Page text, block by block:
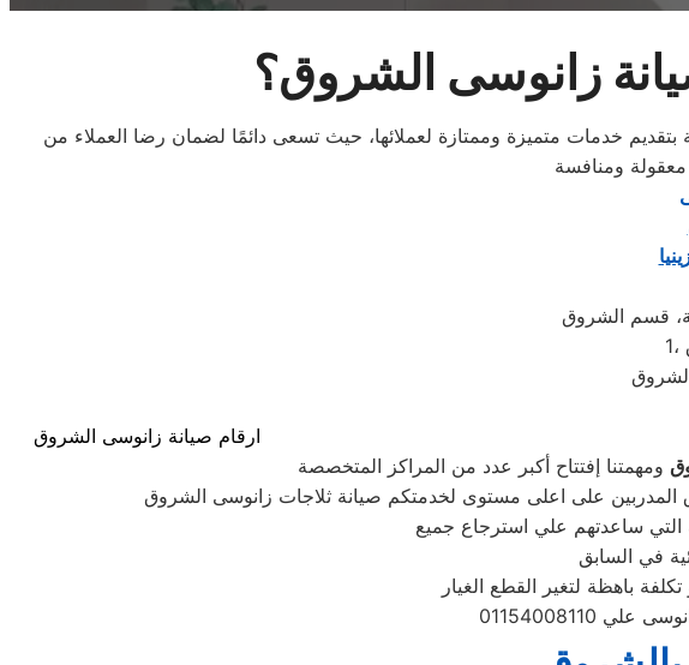
زانوسى الشروق؟
خدمات متميزة وممتازة لعملائها، حيث تسعى دائمًا لضمان رضا العملاء من
قسم الشروق
ارقام صيانة زانوسى الشروق
ومهمتنا إفتتاح أكبر عدد من المراكز المتخصصة
المدربين على اعلى مستوى لخدمتكم صيانة ثلاجات زانوسى الشروق
التي ساعدتهم علي استرجاع جميع
باهظة لتغير القطع الغيار